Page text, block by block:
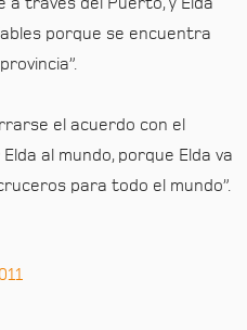
porque se encuentra
el acuerdo con el
al mundo, porque Elda va
para todo el mundo”.